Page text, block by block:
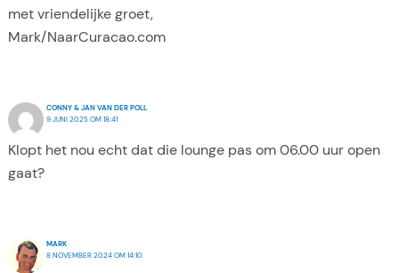
met vriendelijke groet,
Mark/NaarCuracao.com
CONNY & JAN VAN DER POLL
9 JUNI 2025 OM 18:41
Klopt het nou echt dat die lounge pas om 06.00 uur open
gaat?
MARK
8 NOVEMBER 2024 OM 14:10